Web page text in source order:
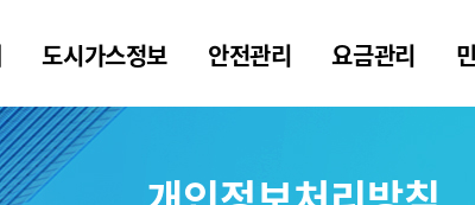
도시가스정보 안전관리 요금관리